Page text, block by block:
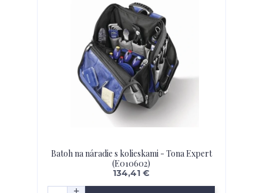
Batoh na náradie s kolieskami - Tona Expert
(E010602)
134,41 €